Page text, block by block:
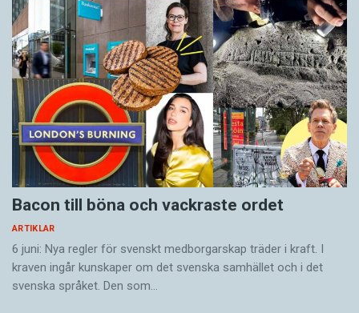
Bacon till böna och vackraste ordet
ARTIKLAR
6 juni: Nya regler för svenskt medborgarskap träder i kraft. I
kraven ingår kunskaper om det svenska samhället och i det
svenska språket. Den som…